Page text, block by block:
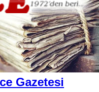
Gazetesi